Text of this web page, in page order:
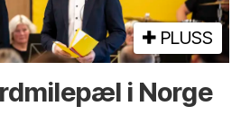
PLUSS
i Norge